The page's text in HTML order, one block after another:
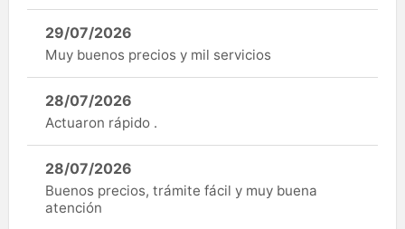
29/07/2026
Muy buenos precios y mil servicios
28/07/2026
Actuaron rápido .
28/07/2026
Buenos precios, trámite fácil y muy buena
atención